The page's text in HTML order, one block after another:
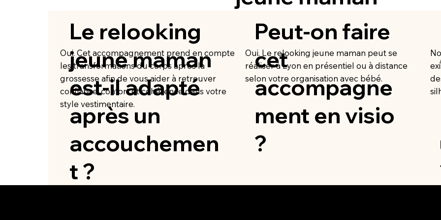
Le relooking
jeune maman
est-il adapté
après un
accouchemen
t ?
Oui. Cet accompagnement prend en compte
les transformations du corps après la
grossesse afin de vous aider à retrouver
confiance, confort et cohérence dans votre
style vestimentaire.
Peut-on faire
cet
accompagne
ment en visio
?
Oui. Le relooking jeune maman peut se
réaliser à Lyon en présentiel ou à distance
selon votre organisation avec bébé.